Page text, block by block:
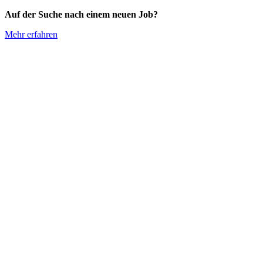
Auf der Suche nach einem neuen Job?
Mehr erfahren